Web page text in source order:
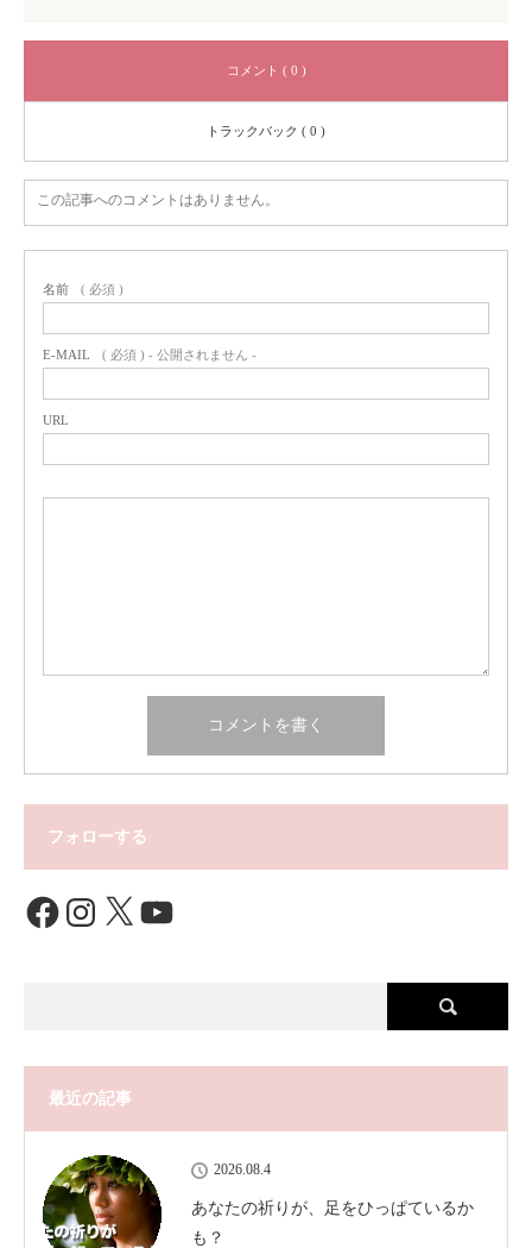
コメント ( 0 )
トラックバック ( 0 )
この記事へのコメントはありません。
名前 ( 必須 )
E-MAIL ( 必須 ) - 公開されません -
URL
フォローする
FacebookInstagram
X YouTube
最近の記事
2026.08.4
あなたの祈りが、足をひっぱているか
も？